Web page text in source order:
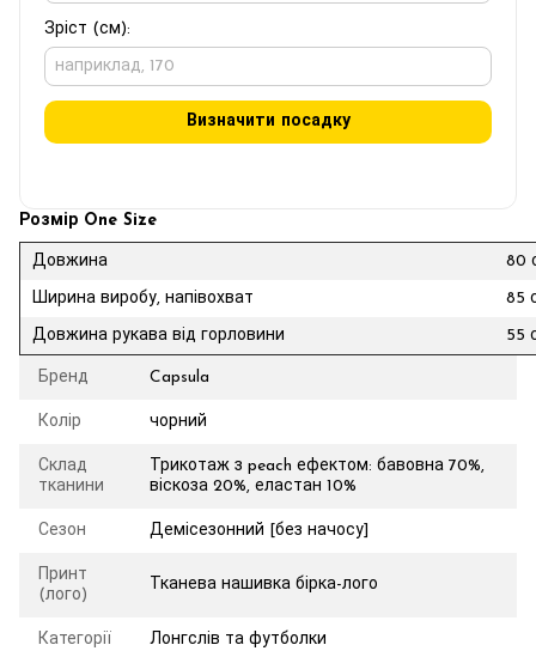
Зріст (см):
Визначити посадку
Розмір One Size
Довжина 80
Ширина виробу, напівохват 85
Довжина рукава від горловини 55
Бренд Capsula
Колір чорний
Склад
тканини
Трикотаж з peach ефектом: бавовна 70%,
віскоза 20%, еластан 10%
Сезон Демісезонний [без начосу]
Принт
(лого)
Тканева нашивка бірка-лого
Категорії Лонгслів та футболки